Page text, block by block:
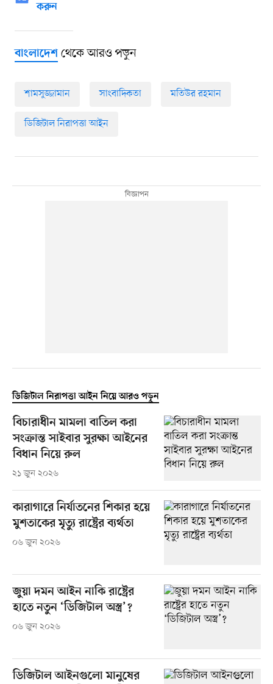
করুন
বাংলাদেশথেকে আরও পড়ুন
শামসুজ্জামান সাংবাদিকতা মতিউর রহমান
ডিজিটাল নিরাপত্তা আইন
ডিজিটাল নিরাপত্তা আইন নিয়ে আরও পড়ুন
বিচারাধীন মামলা বাতিল করা
সংক্রান্ত সাইবার সুরক্ষা আইনের
বিধান নিয়ে রুল
২১ জুন ২০২৬
কারাগারে নির্যাতনের শিকার হয়ে
মুশতাকের মৃত্যু রাষ্ট্রের ব্যর্থতা
০৬ জুন ২০২৬
জুয়া দমন আইন নাকি রাষ্ট্রের
হাতে নতুন ‘ডিজিটাল অস্ত্র’?
০৬ জুন ২০২৬
ডিজিটাল আইনগুলো মানুষের